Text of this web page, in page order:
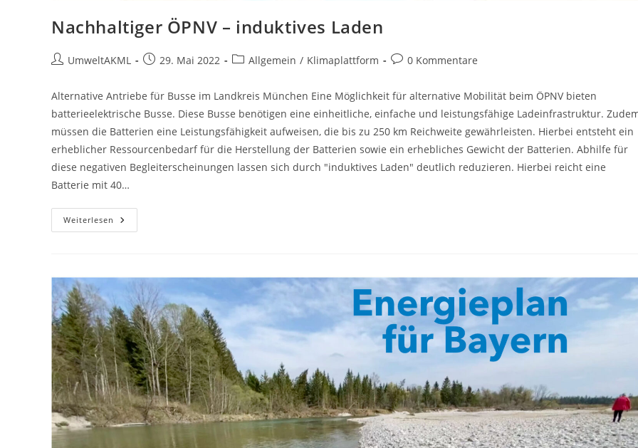
Nachhaltiger ÖPNV – induktives Laden
Beitrags-
UmweltAKML
Beitrag29. Mai 2022
Beitrags-
Allgemein / Klimaplattform
Beitrags-
0 Kommentare
Alternative Antriebe für Busse im Landkreis München Eine Möglichkeit für alternative Mobilität beim ÖPNV bieten
batterieelektrische Busse. Diese Busse benötigen eine einheitliche, einfache und leistungsfähige Ladeinfrastruktur.
müssen die Batterien eine Leistungsfähigkeit aufweisen, die bis zu 250 km Reichweite gewährleisten. Hierbei entsteht ein
erheblicher Ressourcenbedarf für die Herstellung der Batterien sowie ein erhebliches Gewicht der Batterien. Abhilfe für
diese negativen Begleiterscheinungen lassen sich durch "induktives Laden" deutlich reduzieren. Hierbei reicht eine
Batterie mit 40…
Weiterlesen Nachhaltiger
ÖPNV